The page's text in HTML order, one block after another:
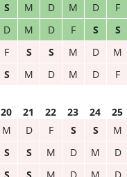
S M D M D F
D M D F S S
F S S M D M
S M D M D F
20 21 22 23 24 25
M D F S S M
S S M D M D